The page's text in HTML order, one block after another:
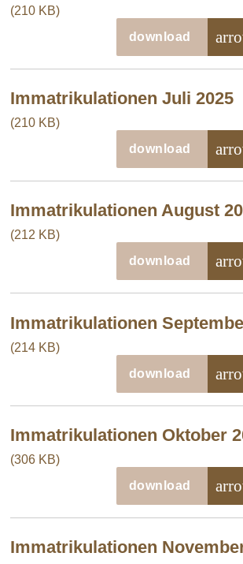
(210 KB)
download
Immatrikulationen Juli 2025
(210 KB)
download
Immatrikulationen August
(212 KB)
download
Immatrikulationen
(214 KB)
download
Immatrikulationen Oktober
(306 KB)
download
Immatrikulationen